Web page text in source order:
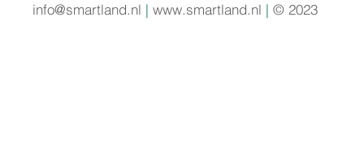
info@smartland.nl | www.smartland.nl | © 2023